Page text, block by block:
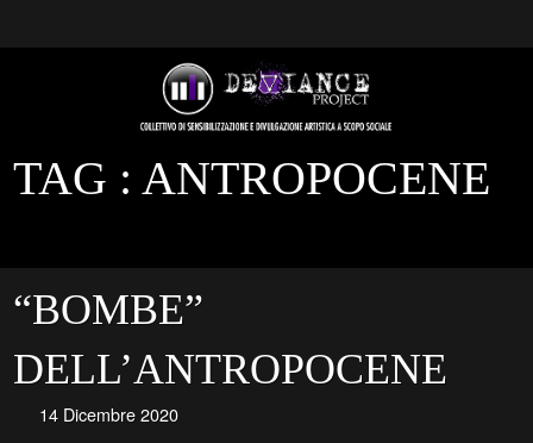
TAG :ANTROPOCENE
“BOMBE”
DELL’ANTROPOCENE
14 Dicembre 2020